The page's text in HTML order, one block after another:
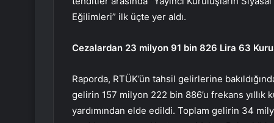
Eğilimleri” ilk üçte yer aldı.
Cezalardan 23 milyon 91 bin 826 Lira 63
Raporda, RTÜK’ün tahsil gelirlerine
gelirin 157 milyon 222 bin 886’u frekans
yardımından elde edildi. Toplam gelirin 34